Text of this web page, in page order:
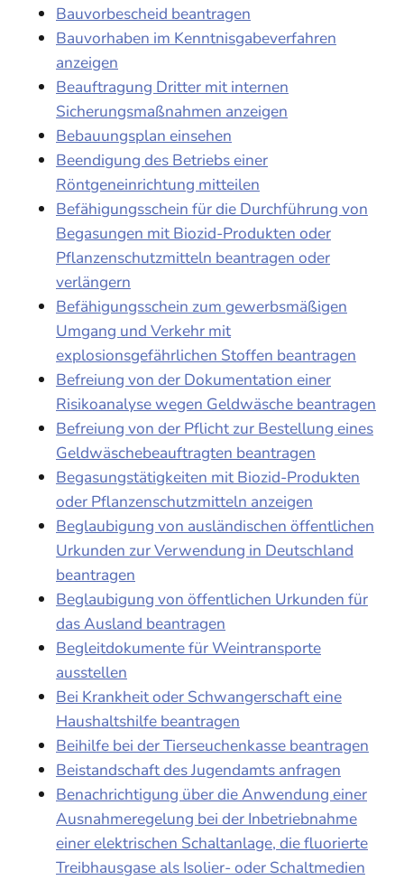
Bauvorbescheid beantragen
Bauvorhaben im Kenntnisgabeverfahren
anzeigen
Beauftragung Dritter mit internen
Sicherungsmaßnahmen anzeigen
Bebauungsplan einsehen
Beendigung des Betriebs einer
Röntgeneinrichtung mitteilen
Befähigungsschein für die Durchführung von
Begasungen mit Biozid-Produkten oder
Pflanzenschutzmitteln beantragen oder
verlängern
Befähigungsschein zum gewerbsmäßigen
Umgang und Verkehr mit
explosionsgefährlichen Stoffen beantragen
Befreiung von der Dokumentation einer
Risikoanalyse wegen Geldwäsche beantragen
Befreiung von der Pflicht zur Bestellung eines
Geldwäschebeauftragten beantragen
Begasungstätigkeiten mit Biozid-Produkten
oder Pflanzenschutzmitteln anzeigen
Beglaubigung von ausländischen öffentlichen
Urkunden zur Verwendung in Deutschland
beantragen
Beglaubigung von öffentlichen Urkunden für
das Ausland beantragen
Begleitdokumente für Weintransporte
ausstellen
Bei Krankheit oder Schwangerschaft eine
Haushaltshilfe beantragen
Beihilfe bei der Tierseuchenkasse beantragen
Beistandschaft des Jugendamts anfragen
Benachrichtigung über die Anwendung einer
Ausnahmeregelung bei der Inbetriebnahme
einer elektrischen Schaltanlage, die fluorierte
Treibhausgase als Isolier- oder Schaltmedien